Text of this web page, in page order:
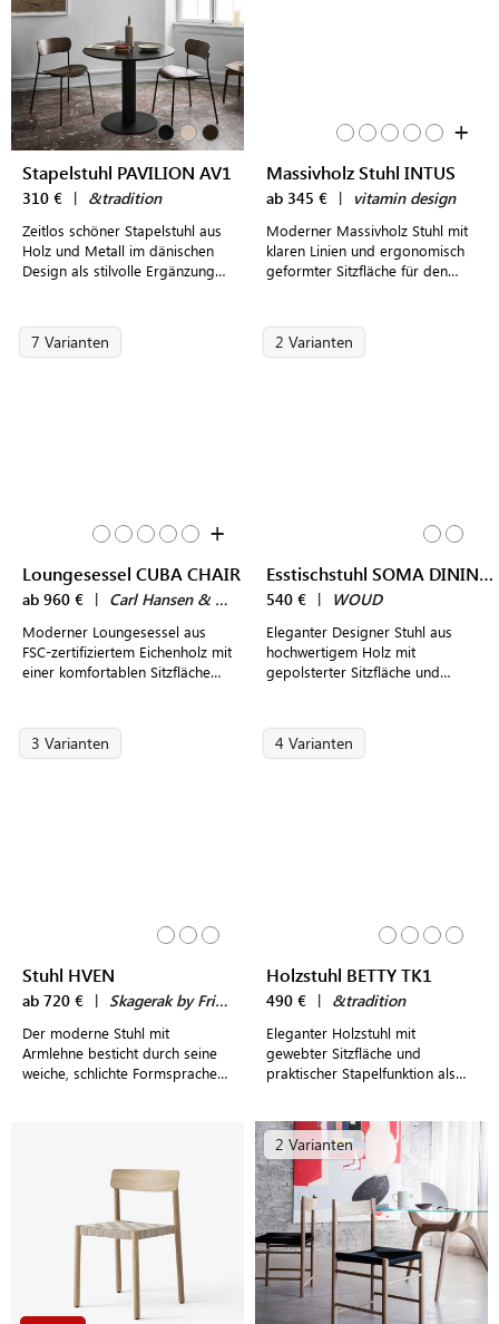
Stapelstuhl PAVILION AV1
310 € | &tradition
Zeitlos schöner Stapelstuhl aus
Holz und Metall im dänischen
Design als stilvolle Ergänzung
oder Küchen
+
Massivholz Stuhl INTUS
ab 345 € | vitamin design
Moderner Massivholz Stuhl mit
klaren Linien und ergonomisch
geformter Sitzfläche für den
7 Varianten
+
Loungesessel CUBA CHAIR
ab 960 € | Carl Hansen & Søn
Moderner Loungesessel aus
FSC-zertifiziertem Eichenholz mit
einer komfortablen Sitzfläche
2 Varianten
Esstischstuhl SOMA DINING CHAIR gepolstert
540 € | WOUD
Eleganter Designer Stuhl aus
hochwertigem Holz mit
gepolsterter Sitzfläche und
3 Varianten
Stuhl HVEN
ab 720 € | Skagerak by Fritz Hansen
Der moderne Stuhl mit
Armlehne besticht durch seine
weiche, schlichte Formsprache
4 Varianten
Holzstuhl BETTY TK1
490 € | &tradition
Eleganter Holzstuhl mit
gewebter Sitzfläche und
praktischer Stapelfunktion als
2 Varianten